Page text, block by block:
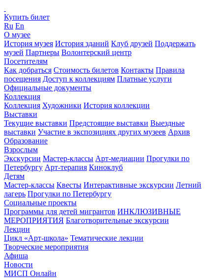
Купить билет
Ru En
О музее
История музея История зданий Клуб друзей Поддержать
музей Партнеры Волонтерский центр
Посетителям
Как добраться Стоимость билетов Контакты Правила
посещения Доступ к коллекциям Платные услуги
Официальные документы
Коллекция
Коллекция Художники История коллекции
Выставки
Текущие выставки Предстоящие выставки Выездные
выставки Участие в экспозициях других музеев Архив
Образование
Взрослым
Экскурсии Мастер-классы Арт-медиации Прогулки по
Петербургу Арт-терапия Киноклуб
Детям
Мастер-классы Квесты Интерактивные экскурсии Летний
лагерь Прогулки по Петербургу
Социальные проекты
Программы для детей мигрантов ИНКЛЮЗИВНЫЕ
МЕРОПРИЯТИЯ Благотворительные экскурсии
Лекции
Цикл «Арт-школа» Тематические лекции
Творческие мероприятия
Афиша
Новости
МИСП Онлайн